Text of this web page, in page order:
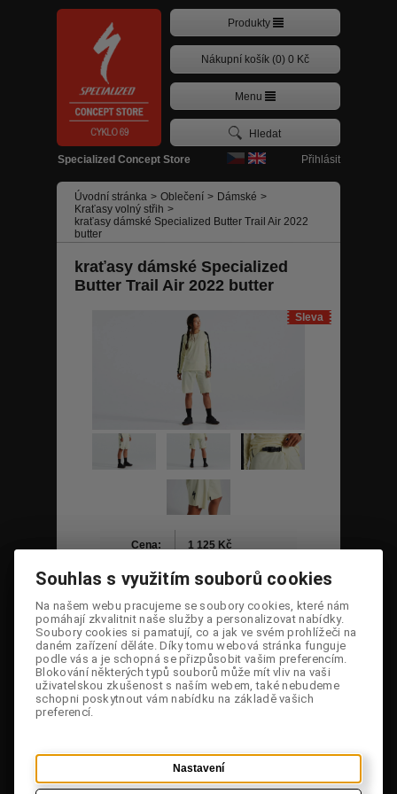
Specialized Concept Store Přihlásit
Produkty
Nákupní košík (0) 0 Kč
Menu
Úvodní stránka > Oblečení > Dámské >
Kraťasy volný střih >
kraťasy dámské Specialized Butter Trail Air 2022
butter
kraťasy dámské Specialized
Butter Trail Air 2022 butter
Sleva
Cena: 1 125 Kč
Dostupnost: Na dotaz
Původní
cena:
2 499 Kč
Sleva: 55,0 %
Kód: 64222-7302
Velikost:
Poslat odkaz
Souhlas s využitím souborů cookies
Na našem webu pracujeme se soubory cookies, které nám
pomáhají zkvalitnit naše služby a personalizovat nabídky.
Soubory cookies si pamatují, co a jak ve svém prohlížeči na
daném zařízení děláte. Díky tomu webová stránka funguje
podle vás a je schopná se přizpůsobit vašim preferencím.
Blokování některých typů souborů může mít vliv na vaši
uživatelskou zkušenost s naším webem, také nebudeme
schopni poskytnout vám nabídku na základě vašich
preferencí.
Nastavení
Souhlas s využitím souborů cookies
Na našem webu pracujeme se soubory cookies, které nám
pomáhají zkvalitnit naše služby a personalizovat nabídky.
Soubory cookies si pamatují, co a jak ve svém prohlížeči na
daném zařízení děláte. Díky tomu webová stránka funguje
podle vás a je schopná se přizpůsobit vašim preferencím.
Blokování některých typů souborů může mít vliv na vaši
uživatelskou zkušenost s naším webem, také nebudeme
schopni poskytnout vám nabídku na základě vašich
preferencí.
Nastavení